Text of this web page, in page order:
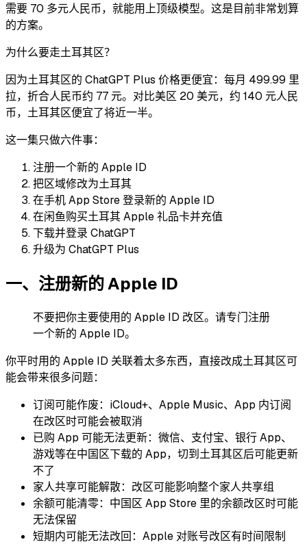
需要 70 多元人民币，就能用上顶级模型。这是目前非常划算
的方案。
为什么要走土耳其区？
因为土耳其区的 ChatGPT Plus 价格更便宜：每月 499.99 里
拉，折合人民币约 77 元。对比美区 20 美元，约 140 元人民
币，土耳其区便宜了将近一半。
这一集只做六件事：
注册一个新的 Apple ID
把区域修改为土耳其
在手机 App Store 登录新的 Apple ID
在闲鱼购买土耳其 Apple 礼品卡并充值
下载并登录 ChatGPT
升级为 ChatGPT Plus
一、注册新的 Apple ID
不要把你主要使用的 Apple ID 改区。请专门注册
一个新的 Apple ID。
你平时用的 Apple ID 关联着太多东西，直接改成土耳其区可
能会带来很多问题：
订阅可能作废：iCloud+、Apple Music、App 内订阅
在改区时可能会被取消
已购 App 可能无法更新：微信、支付宝、银行 App、
游戏等在中国区下载的 App，切到土耳其区后可能更新
不了
家人共享可能解散：改区可能影响整个家人共享组
余额可能清零：中国区 App Store 里的余额改区时可能
无法保留
短期内可能无法改回：Apple 对账号改区有时间限制